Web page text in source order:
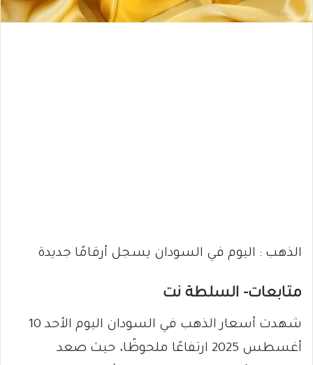
الذهب : اليوم في السودان يسجل أرقامًا جديدة
متابعات- السلطة نت
شهدت أسعار الذهب في السودان اليوم الأحد 10
أغسطس 2025 ارتفاعًا ملحوظًا، حيث صعد